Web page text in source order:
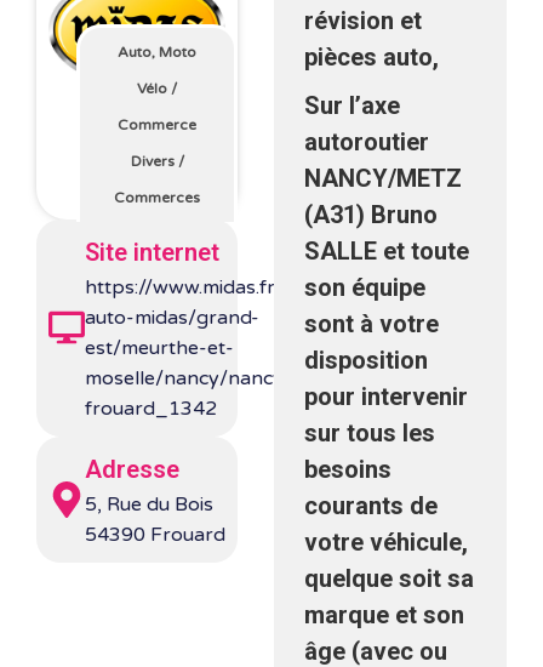
Auto, Moto
Vélo /
Commerce
Divers/
Commerces
Site internet
https://www.midas.fr/centres-
auto-midas/grand-
est/meurthe-et-
moselle/nancy/nancy-
frouard_1342
Adresse
5, Rue du Bois
54390 Frouard
révision et
pièces auto,
Sur l’axe
autoroutier
NANCY/METZ
(A31) Bruno
SALLE et toute
son équipe
sont à votre
disposition
pour intervenir
sur tous les
besoins
courants de
votre véhicule,
quelque soit sa
marque et son
âge (avec ou